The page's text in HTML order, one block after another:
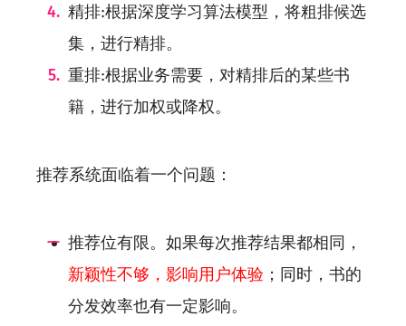
精排:根据深度学习算法模型，将粗排候选
集，进行精排。
重排:根据业务需要，对精排后的某些书
籍，进行加权或降权。
推荐系统面临着一个问题：
推荐位有限。如果每次推荐结果都相同，
新颖性不够，影响用户体验 ；同时，书的
分发效率也有一定影响。